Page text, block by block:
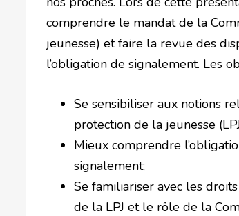
comprendre le mandat de la
jeunesse) et faire la revue des
l’obligation de signalement. Les
Se sensibiliser aux notions
protection de la jeunesse
Mieux comprendre
signalement;
Se familiariser avec les
de la LPJ et le rôle de la